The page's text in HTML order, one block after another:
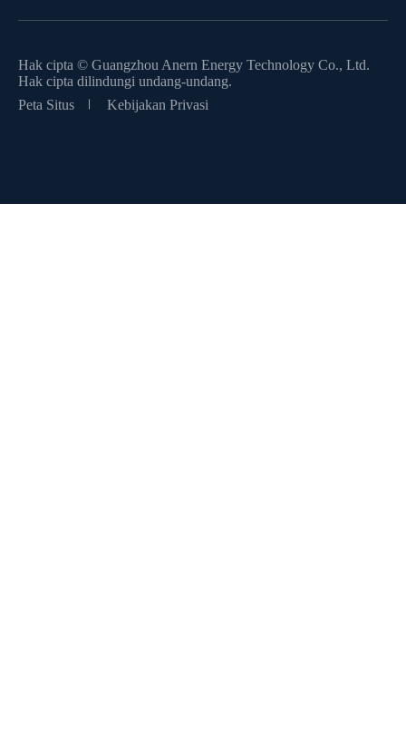
Hak cipta © Guangzhou Anern Energy Technology Co., Ltd.
Hak cipta dilindungi undang-undang.
Peta Situs
Kebijakan Privasi